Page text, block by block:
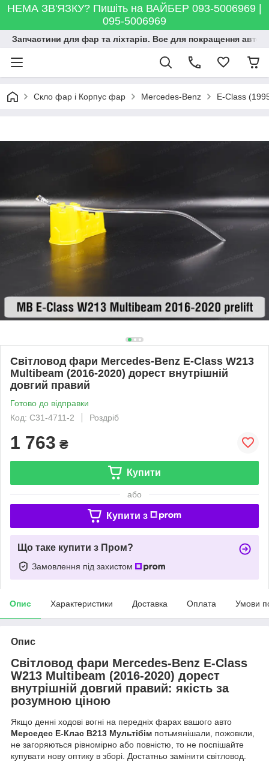
НЕМА ЗВ'ЯЗКУ? Пишіть на ВАЙБЕР 093-5006969 |
095-5006969
Запчастини для фар та ліхтарів. Все для покращення
Скло фар і Корпус фар Mercedes-Benz E-Class
Світловод фари Mercedes-Benz E-Class W213
Multibeam (2016-2020) дорест внутрішній
довгий правий
Готово до відправки
Код: C31-4711-2
Роздріб
1 763 ₴
Купити
або
Купити з
Що таке купити з Пром?
Замовлення під захистом
Опис Характеристики Доставка Оплата Умови
Опис
Світловод фари Mercedes-Benz E-Class
W213 Multibeam (2016-2020) дорест
внутрішній довгий правий: якість за
розумною ціною
Якщо денні ходові вогні на передніх фарах вашого авто
Мерседес Е-Клас В213 Мультібім потьмянішали, пожовкли,
не загоряються рівномірно або повністю, то не поспішайте
купувати нову оптику в зборі. Достатньо замінити світловод.